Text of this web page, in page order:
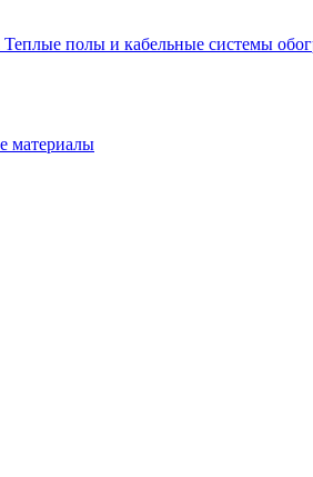
Теплые полы и кабельные системы
материалы